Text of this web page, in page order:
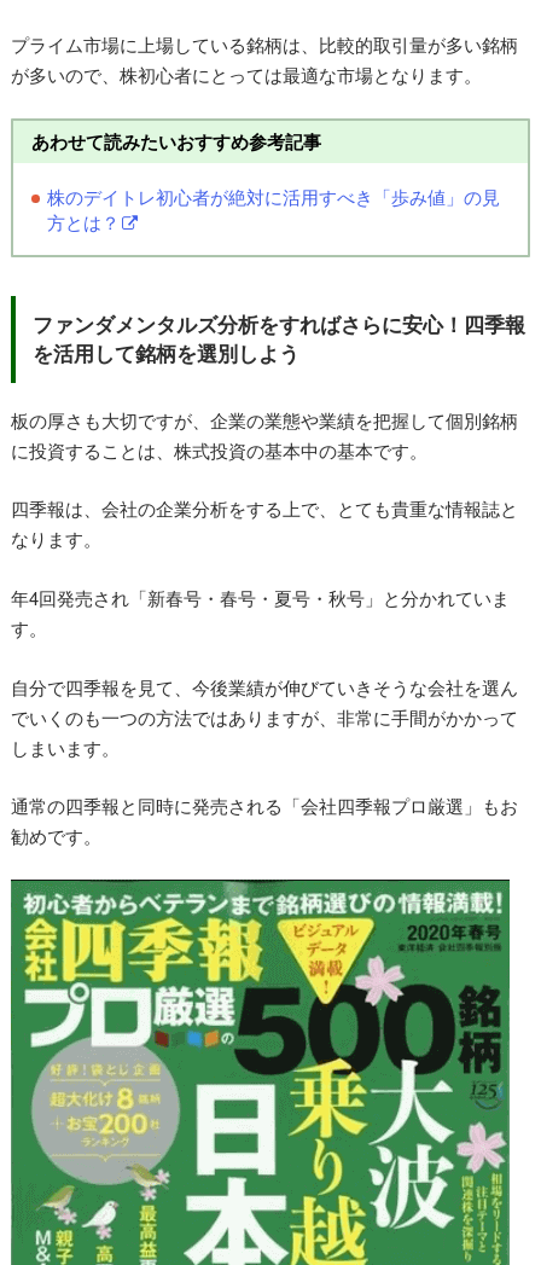
プライム市場に上場している銘柄は、比較的取引量が多い銘柄
が多いので、株初心者にとっては最適な市場となります。
あわせて読みたいおすすめ参考記事
株のデイトレ初心者が絶対に活用すべき「歩み値」の見
方とは？
ファンダメンタルズ分析をすればさらに安心！四季報
を活用して銘柄を選別しよう
板の厚さも大切ですが、企業の業態や業績を把握して個別銘柄
に投資することは、株式投資の基本中の基本です。
四季報は、会社の企業分析をする上で、とても貴重な情報誌と
なります。
年4回発売され「新春号・春号・夏号・秋号」と分かれていま
す。
自分で四季報を見て、今後業績が伸びていきそうな会社を選ん
でいくのも一つの方法ではありますが、非常に手間がかかって
しまいます。
通常の四季報と同時に発売される「会社四季報プロ厳選」もお
勧めです。